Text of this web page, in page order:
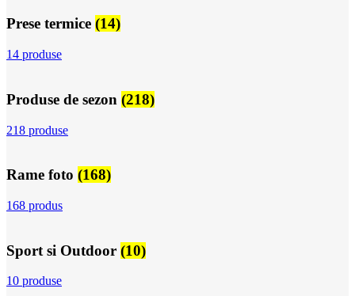
Prese termice (14)
14 produse
Produse de sezon (218)
218 produse
Rame foto (168)
168 produs
Sport si Outdoor (10)
10 produse